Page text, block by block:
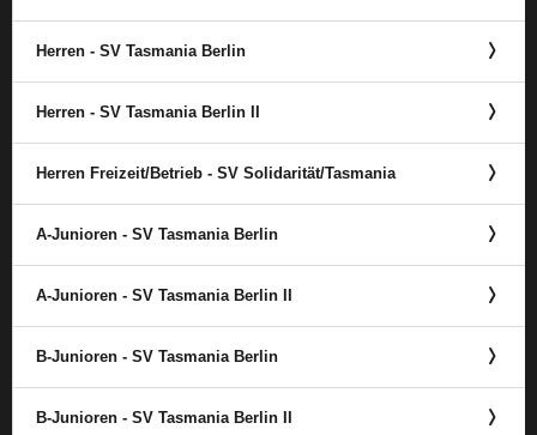
Herren - SV Tasmania Berlin
Herren - SV Tasmania Berlin II
Herren Freizeit/Betrieb - SV Solidarität/​Tasmania
A-Junioren - SV Tasmania Berlin
A-Junioren - SV Tasmania Berlin II
B-Junioren - SV Tasmania Berlin
B-Junioren - SV Tasmania Berlin II